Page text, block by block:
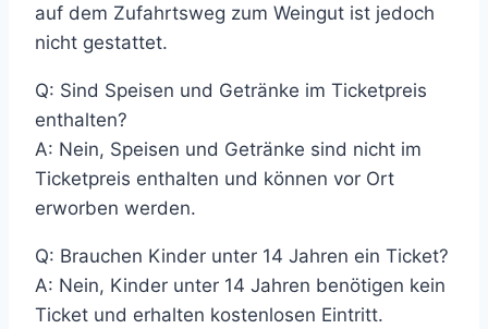
auf dem Zufahrtsweg zum Weingut ist jedoch
nicht gestattet.
Q: Sind Speisen und Getränke im Ticketpreis
enthalten?
A: Nein, Speisen und Getränke sind nicht im
Ticketpreis enthalten und können vor Ort
erworben werden.
Q: Brauchen Kinder unter 14 Jahren ein Ticket?
A: Nein, Kinder unter 14 Jahren benötigen kein
Ticket und erhalten kostenlosen Eintritt.